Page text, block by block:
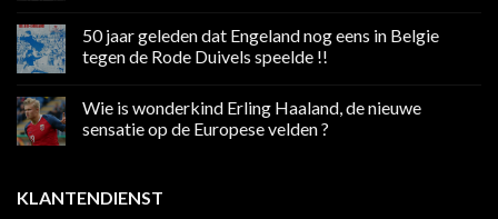
media
in
Premier
op
Ronaldo
eerste
meer
100
land
scoort
50 jaar geleden dat Engeland nog eens in Belgie
tegen de Rode Duivels speelde !!
op
jaar
nog
eens
Wie is wonderkind Erling Haaland, de nieuwe
sensatie op de Europese velden ?
Wie
is
KLANTENDIENST